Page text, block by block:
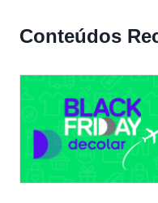
Conteúdos